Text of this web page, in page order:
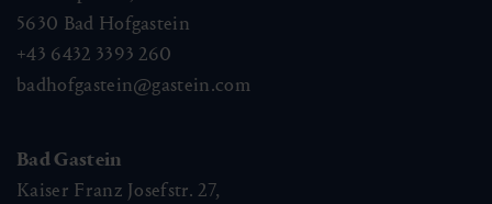
5630 Bad Hofgastein
+43 6432 3393 260
badhofgastein@gastein.com
Bad Gastein
Kaiser Franz Josefstr. 27,